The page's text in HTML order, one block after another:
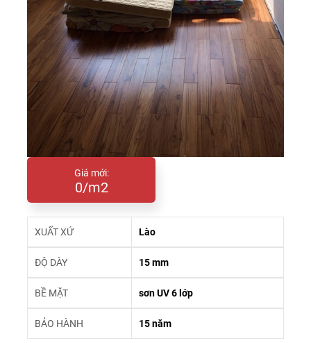
Giá mới:
0/m2
XUẤT XỨ Lào
ĐỘ DÀY 15 mm
BỀ MẶT sơn UV 6 lớp
BẢO HÀNH 15 năm